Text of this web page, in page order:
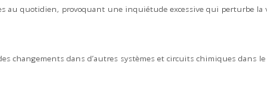
au quotidien, provoquant une inquiétude excessive qui perturbe la
changements dans d’autres systèmes et circuits chimiques dans le